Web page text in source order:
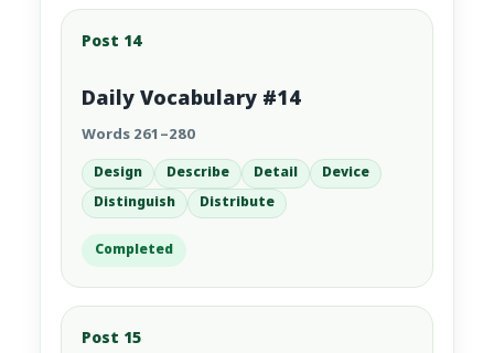
Post 14
Daily Vocabulary #14
Words 261–280
Design Describe Detail
Device
Distinguish
Distribute
Completed
Post 15